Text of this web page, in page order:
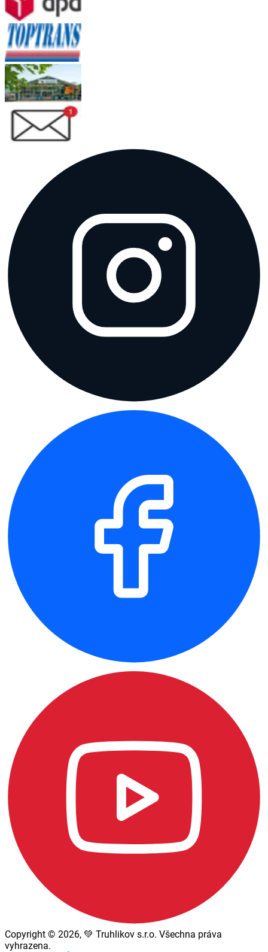
Copyright © 2026, 💚 Truhlikov s.r.o. Všechna práva
vyhrazena.